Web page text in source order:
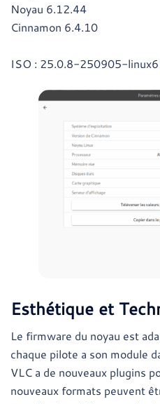
Noyau 6.12.44
Cinnamon 6.4.10
ISO : 25.0.8-250905-
Esthétique et
Le firmware du noyau est
chaque pilote a son module
VLC a de nouveaux plugins
nouveaux formats peuvent